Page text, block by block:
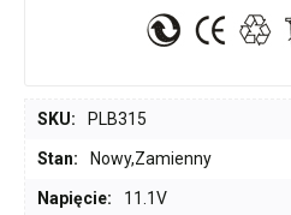
SKU: PLB315
Stan: Nowy,Zamienny
Napięcie: 11.1V